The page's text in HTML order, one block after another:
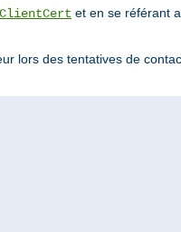
et en se référant
lors des tentatives de